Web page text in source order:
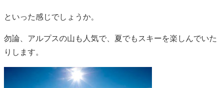
といった感じでしょうか。
勿論、アルプスの山も人気で、夏でもスキーを楽しんでいた
りします。